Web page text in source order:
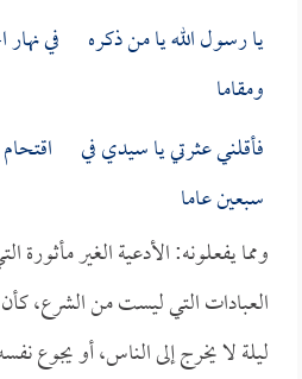
يا رسول الله يا من ذكره في نهار
ومقاما
فأقلني عثرتي يا سيدي في
سبعين عاما
ومما يفعلونه: الأدعية الغير مأثورة
العبادات التي ليست من الشرع،
ليلة لا يخرج إلى الناس، أو يجوع